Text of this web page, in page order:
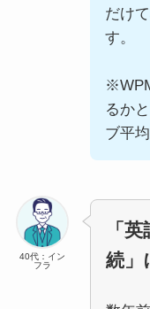
だけ
す。
るか
ブ平
40代：イン
フラ
「
続」